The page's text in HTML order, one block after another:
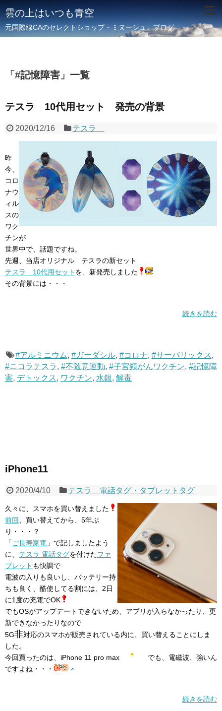
雲の上はいつも青空
元国際線CAのセレクトショップ・ミヌーシュ ブログ
「 #記憶障害 」 一覧
テスラ 10代用セット 発売の背景
2020/12/16 テスラ
昨
今、
コロ
ナウ
ィル
スの
ワク
チンが
世界中で、話題ですね。
先週、当店オリジナル テスラの新セット
テスラ 10代用セット を、新発売しました
その背景には・・・
続きを読む
#アルミニウム, #ガーダシル, #コロナ, #サーバリックス,
#ニコラテスラ, #不随意運動, #子宮頸がんワクチン, #記憶障
害, デトックス, ワクチン, 水銀, 解毒
iPhone11
2020/4/10 テスラ 電話タグ・タブレットタグ
久々に、スマホを買い替えました
前回、買い替えてから、5年ぶ
り・・・？
「ご長寿家電 」で記しましたよう
に、 テスラ 電話タグを付けたファ
ブレット も快調で
電波の入りも良いし、バッテリー持
ちも良く、酷使してる割には、2日
に1度の充電でOK
でもOSがアップデートできないため、アプリが入らなかったり、更
新できなかったりなので
5G非対応のスマホが販売されている内に、買い替えることにしま
した。
今回買ったのは、iPhone 11 pro max
でも、電磁波、強いん
ですよね・・・
続きを読む